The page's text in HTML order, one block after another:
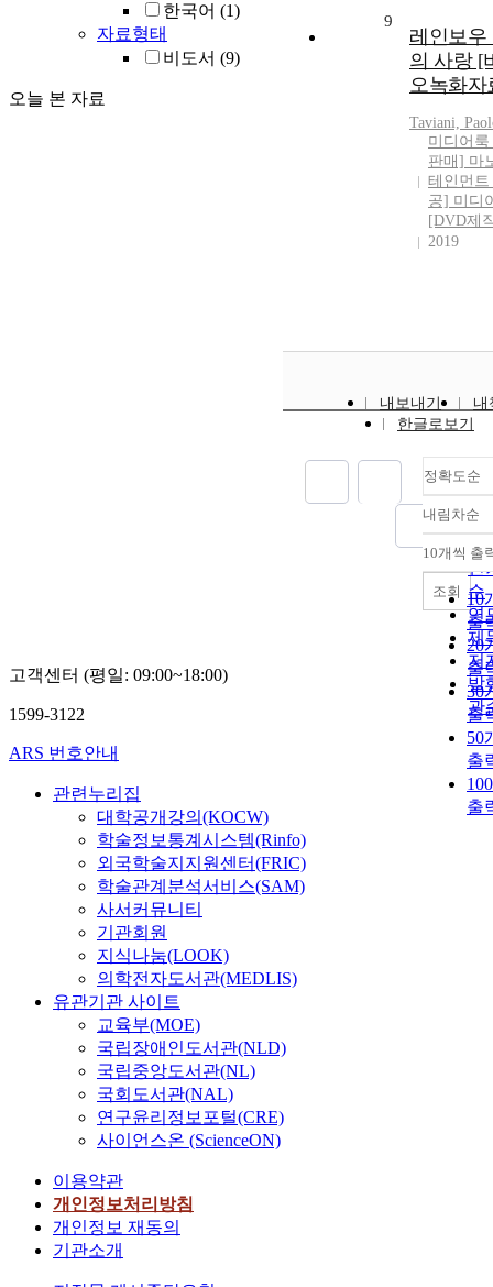
한국어 (1)
자료형태
비도서 (9)
오늘 본 자료
9
레인보우
의 사랑 [
오녹화자
Taviani,
미디어
판매] 마
테인먼
공] 미디
[DVD제
2019
내보내기
내
한글로보기
정확도순
정
순
인
순
연
제
저
발
관
내림차순
내
10개씩 출
10
출
20
출
30
출
50
출
출
조회
고객센터 (평일: 09:00~18:00)
1599-3122
ARS 번호안내
관련누리집
대학공개강의(KOCW)
학술정보통계시스템(Rinfo)
외국학술지지원센터(FRIC)
학술관계분석서비스(SAM)
사서커뮤니티
기관회원
지식나눔(LOOK)
의학전자도서관(MEDLIS)
유관기관 사이트
교육부(MOE)
국립장애인도서관(NLD)
국립중앙도서관(NL)
국회도서관(NAL)
연구윤리정보포털(CRE)
사이언스온 (ScienceON)
이용약관
개인정보처리방침
개인정보 재동의
기관소개